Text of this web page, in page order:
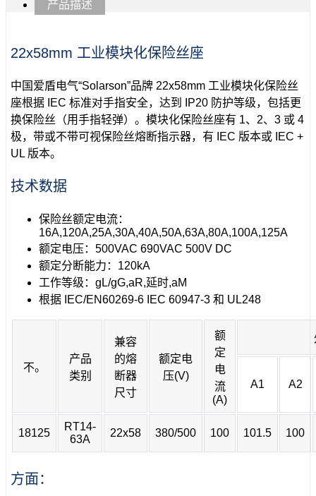
产品描述
22x58mm 工业模块化保险丝座
中国爱盾电气“Solarson”品牌 22x58mm 工业模块化保险丝
座根据 IEC 标准对手指安全，达到 IP20 防护等级，包括更
换保险丝（用手指轻弹）。模块化保险丝座有 1、2、3 或 4
极，带或不带可视保险丝熔断指示器，有 IEC 版本或 IEC +
UL 版本。
技术数据
保险丝额定电流：
16A,120A,25A,30A,40A,50A,63A,80A,100A,125A
额定电压：500VAC 690VAC 500V DC
额定分断能力：120kA
工作等级：gL/gG,aR,延时,aM
根据 IEC/EN60269-6 IEC 60947-3 和 UL248
不。
产品
类别
兼容
的熔
断器
尺寸
额定电
压(V)
额
定
电
流
(A)
A1 A2
18125
RT14-
63A
22x58 380/500 100 101.5 100
方面：